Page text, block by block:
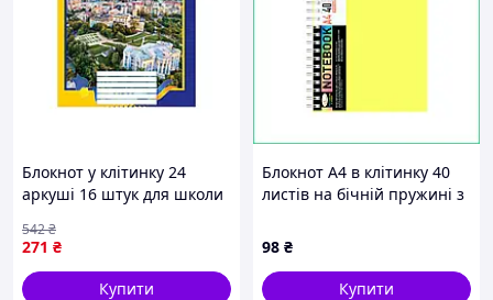
Блокнот у клітинку 24
аркуші 16 штук для школи
картон 150-170 г/м2
внутрішній блок 55 г/м2
271 ₴
542₴
Купити
Блокнот А4 в клітинку 40
листів на бічній пружині з
обкладинкою для
навчання та офісної
роботи
98 ₴
Купити